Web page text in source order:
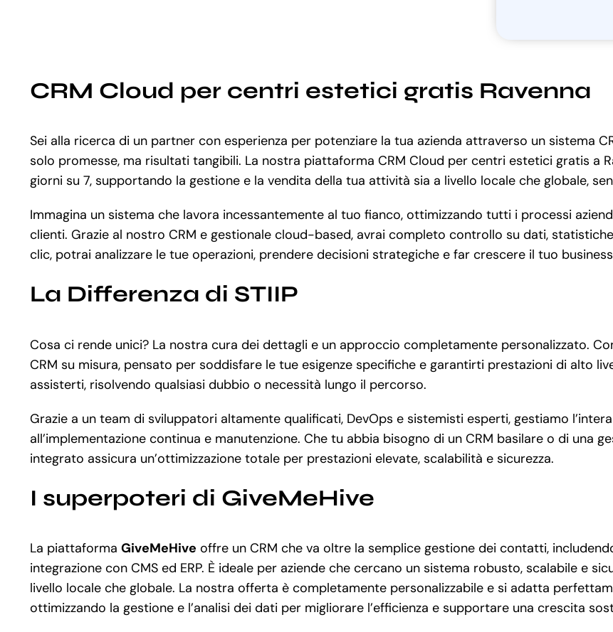
CRM Cloud per centri estetici gratis Ravenna
Sei alla ricerca di un partner con esperienza per potenziare la tua azienda attraverso un sistema
solo promesse, ma risultati tangibili. La nostra piattaforma CRM Cloud per centri estetici gratis a
giorni su 7, supportando la gestione e la vendita della tua attività sia a livello locale che globale,
Immagina un sistema che lavora incessantemente al tuo fianco, ottimizzando tutti i processi
clienti. Grazie al nostro CRM e gestionale cloud-based, avrai completo controllo su dati,
clic, potrai analizzare le tue operazioni, prendere decisioni strategiche e far crescere il tuo
La Differenza di STIIP
Cosa ci rende unici? La nostra cura dei dettagli e un approccio completamente personalizzato.
CRM su misura, pensato per soddisfare le tue esigenze specifiche e garantirti prestazioni di alto
assisterti, risolvendo qualsiasi dubbio o necessità lungo il percorso.
Grazie a un team di sviluppatori altamente qualificati, DevOps e sistemisti esperti, gestiamo
all’implementazione continua e manutenzione. Che tu abbia bisogno di un CRM basilare o di una
integrato assicura un’ottimizzazione totale per prestazioni elevate, scalabilità e sicurezza.
I superpoteri di GiveMeHive
La piattaforma GiveMeHive offre un CRM che va oltre la semplice gestione dei contatti,
integrazione con CMS ed ERP. È ideale per aziende che cercano un sistema robusto, scalabile e
livello locale che globale. La nostra offerta è completamente personalizzabile e si adatta
ottimizzando la gestione e l’analisi dei dati per migliorare l’efficienza e supportare una crescita